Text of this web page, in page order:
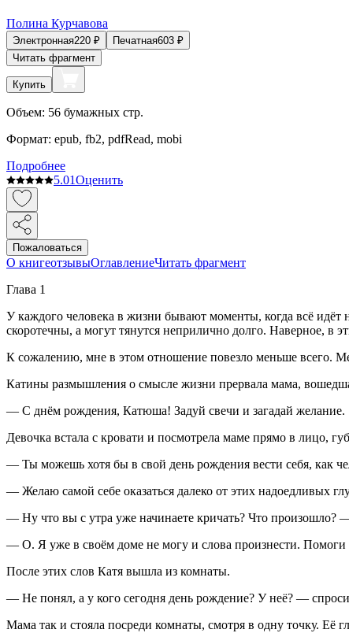
Полина Курчавова
Электронная220 ₽ Печатная603 ₽
Читать фрагмент
Купить
Объем: 56 бумажных стр.
Формат: epub, fb2, pdfRead, mobi
Подробнее
5.01Оценить
Пожаловаться
О книгеотзывыОглавлениеЧитать фрагмент
Глава 1
У каждого человека в жизни бывают моменты, когда всё
скоротечны, а могут тянутся неприлично долго. Наверное, в
К сожалению, мне в этом отношение повезло меньше всего.
Катины размышления о смысле жизни прервала мама,
— С днём рождения, Катюша! Задуй свечи и загадай желание.
Девочка встала с кровати и посмотрела маме прямо в лицо,
— Ты можешь хотя бы в свой день рождения вести себя, как
— Желаю самой себе оказаться далеко от этих надоедливых
— Ну что вы с утра уже начинаете кричать? Что
— О. Я уже в своём доме не могу и слова произнести. Помоги
После этих слов Катя вышла из комнаты.
— Не понял, а у кого сегодня день рождение? У неё? —
Мама так и стояла посреди комнаты, смотря в одну точку. Её